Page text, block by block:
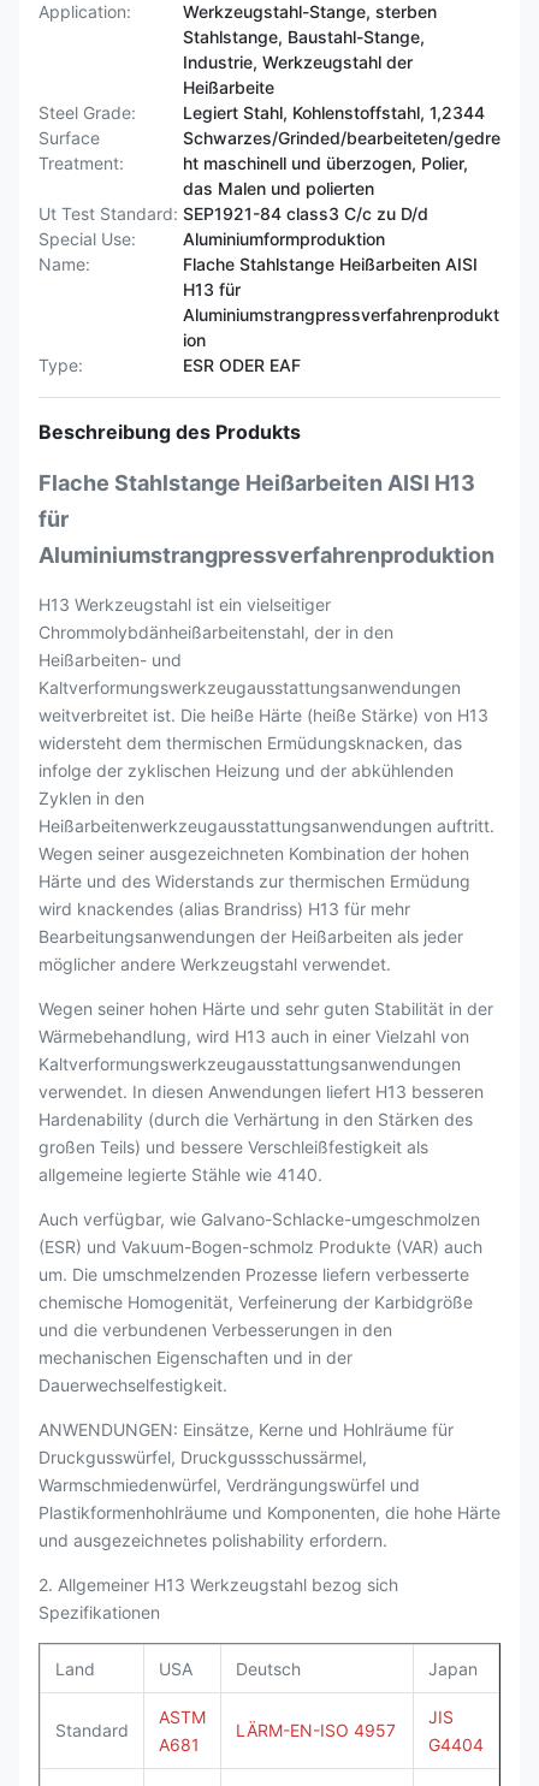
Application:
Werkzeugstahl-Stange, sterben
Stahlstange, Baustahl-Stange,
Industrie, Werkzeugstahl der
Heißarbeite
Steel Grade:
Legiert Stahl, Kohlenstoffstahl, 1,2344
Surface
Treatment:
Schwarzes/Grinded/bearbeiteten/gedre
ht maschinell und überzogen, Polier,
das Malen und polierten
Ut Test Standard: SEP1921-84 class3 C/c zu D/d
Special Use:
Aluminiumformproduktion
Name:
Flache Stahlstange Heißarbeiten AISI
H13 für
Aluminiumstrangpressverfahrenprodukt
ion
Type:
ESR ODER EAF
Beschreibung des Produkts
Flache Stahlstange Heißarbeiten AISI H13
für
Aluminiumstrangpressverfahrenproduktion
H13 Werkzeugstahl ist ein vielseitiger
Chrommolybdänheißarbeitenstahl, der in den
Heißarbeiten- und
Kaltverformungswerkzeugausstattungsanwendungen
weitverbreitet ist. Die heiße Härte (heiße Stärke) von H13
widersteht dem thermischen Ermüdungsknacken, das
infolge der zyklischen Heizung und der abkühlenden
Zyklen in den
Heißarbeitenwerkzeugausstattungsanwendungen auftritt.
Wegen seiner ausgezeichneten Kombination der hohen
Härte und des Widerstands zur thermischen Ermüdung
wird knackendes (alias Brandriss) H13 für mehr
Bearbeitungsanwendungen der Heißarbeiten als jeder
möglicher andere Werkzeugstahl verwendet.
Wegen seiner hohen Härte und sehr guten Stabilität in der
Wärmebehandlung, wird H13 auch in einer Vielzahl von
Kaltverformungswerkzeugausstattungsanwendungen
verwendet. In diesen Anwendungen liefert H13 besseren
Hardenability (durch die Verhärtung in den Stärken des
großen Teils) und bessere Verschleißfestigkeit als
allgemeine legierte Stähle wie 4140.
Auch verfügbar, wie Galvano-Schlacke-umgeschmolzen
(ESR) und Vakuum-Bogen-schmolz Produkte (VAR) auch
um. Die umschmelzenden Prozesse liefern verbesserte
chemische Homogenität, Verfeinerung der Karbidgröße
und die verbundenen Verbesserungen in den
mechanischen Eigenschaften und in der
Dauerwechselfestigkeit.
ANWENDUNGEN: Einsätze, Kerne und Hohlräume für
Druckgusswürfel, Druckgussschussärmel,
Warmschmiedenwürfel, Verdrängungswürfel und
Plastikformenhohlräume und Komponenten, die hohe Härte
und ausgezeichnetes polishability erfordern.
2. Allgemeiner H13 Werkzeugstahl bezog sich
Spezifikationen
Land USA Deutsch Japan
Standard
ASTM
A681
LÄRM-EN-ISO 4957
JIS
G4404